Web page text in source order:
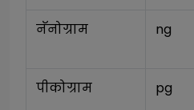
नॅनोग्राम ng
पीकोग्राम pg